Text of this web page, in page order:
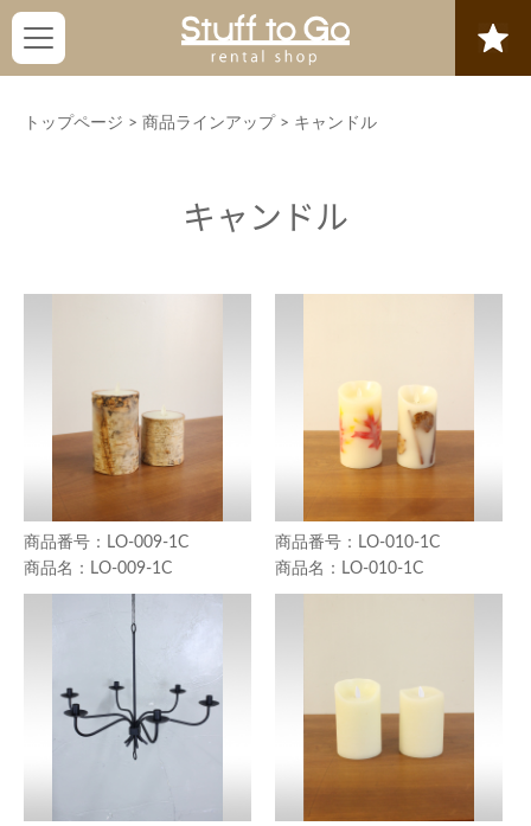
トップページ > 商品ラインアップ > キャンドル
キャンドル
LO-009-1C
LO-009-1C
LO-010-1C
LO-010-1C